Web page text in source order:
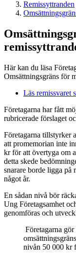
Remissyttranden
Här kan du läsa
Omsättningsgräns för
Läs remissvaret
Företagarna har fått
rubricerade förslaget
Företagarna tillstyrker
att promemorian inte
kr för att övertyga om
detta skede
snarare borde ligga på
något år.
En sådan nivå bör
Ung Företagsamhet
genomföras och
Företagarna
nivån 50 000 kr